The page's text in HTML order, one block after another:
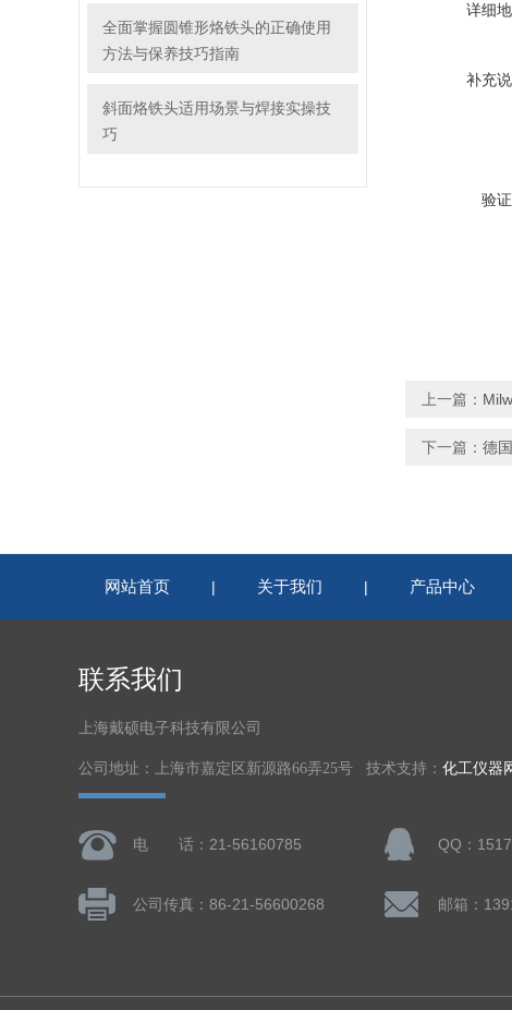
全面掌握圆锥形烙铁头的正确使用
方法与保养技巧指南
斜面烙铁头适用场景与焊接实操技
巧
详细地
补充说
验证
上一篇：
下一篇： 德
网站首页 | 关于我们 | 产品中心
联系我们
上海戴硕电子科技有限公司
公司地址：上海市嘉定区新源路66弄25号 技术支持： 化工仪器
电 话：21-56160785 QQ：
公司传真：86-21-56600268